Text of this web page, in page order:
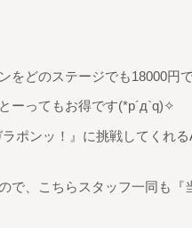
をどのステージでも18000円
ーってもお得です(*p´д`q)✧
ポンッ！』に挑戦してくれ
で、こちらスタッフ一同も